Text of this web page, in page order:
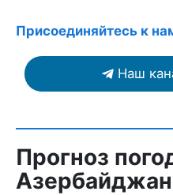
Присоединяйтесь к
Наш
Прогноз